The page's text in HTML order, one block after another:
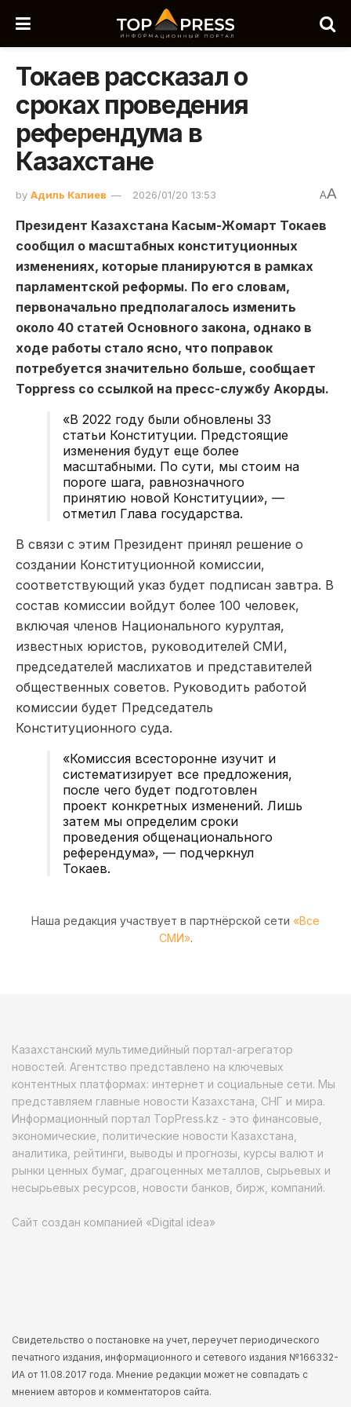
Токаев рассказал о
сроках проведения
референдума в
Казахстане
by Адиль Калиев 2026/01/20 13:53 AA
Президент Казахстана Касым-Жомарт Токаев
сообщил о масштабных конституционных
изменениях, которые планируются в рамках
парламентской реформы. По его словам,
первоначально предполагалось изменить
около 40 статей Основного закона, однако в
ходе работы стало ясно, что поправок
потребуется значительно больше, сообщает
Toppress со ссылкой на пресс-службу Акорды.
«В 2022 году были обновлены 33
статьи Конституции. Предстоящие
изменения будут еще более
масштабными. По сути, мы стоим на
пороге шага, равнозначного
принятию новой Конституции», —
отметил Глава государства.
В связи с этим Президент принял решение о
создании Конституционной комиссии,
соответствующий указ будет подписан завтра. В
состав комиссии войдут более 100 человек,
включая членов Национального курултая,
известных юристов, руководителей СМИ,
председателей маслихатов и представителей
общественных советов. Руководить работой
комиссии будет Председатель
Конституционного суда.
«Комиссия всесторонне изучит и
систематизирует все предложения,
после чего будет подготовлен
проект конкретных изменений. Лишь
затем мы определим сроки
проведения общенационального
референдума», — подчеркнул
Токаев.
Наша редакция участвует в партнёрской сети «Все
СМИ».
Казахстанский мультимедийный портал-агрегатор
новостей. Агентство представлено на ключевых
контентных платформах: интернет и социальные сети. Мы
представляем главные новости Казахстана, СНГ и мира.
Информационный портал TopPress.kz - это финансовые,
экономические, политические новости Казахстана,
аналитика, рейтинги, выводы и прогнозы, курсы валют и
рынки ценных бумаг, драгоценных металлов, сырьевых и
несырьевых ресурсов, новости банков, бирж, компаний.
Сайт создан компанией «Digital idea»
Свидетельство о постановке на учет, переучет периодического
печатного издания, информационного и сетевого издания №166332-
ИА от 11.08.2017 года. Мнение редакции может не совпадать с
мнением авторов и комментаторов сайта.